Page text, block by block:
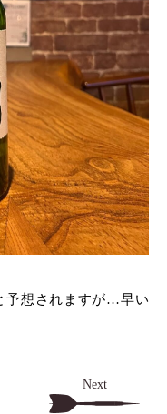
予想されますが…早い
Next